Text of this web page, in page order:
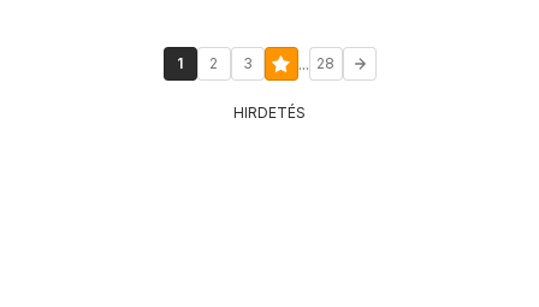
1 2 3 ... 28
HIRDETÉS